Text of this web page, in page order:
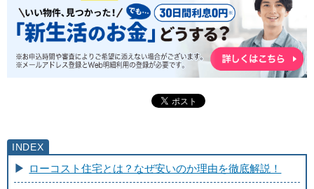
ローコスト住宅とは？なぜ安いのか理由を徹底解説！